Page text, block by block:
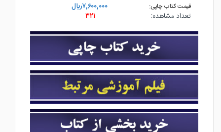
قیمت کتاب چاپی:
۷,۶۰۰,۰۰۰ريال
تعداد مشاهده:
۳۲۱